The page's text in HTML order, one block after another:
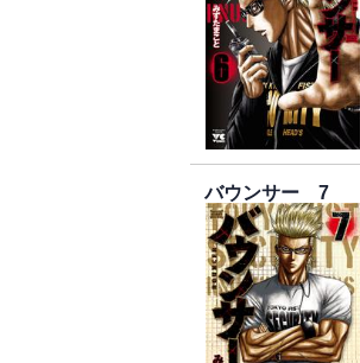
バウンサー 7